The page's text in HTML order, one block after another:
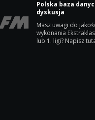
Polska baza
dyskusja
Masz uwagi do
wykonania
lub 1. ligi? Napisz